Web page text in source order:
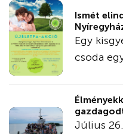
Ismét
Egy
csoda
Július